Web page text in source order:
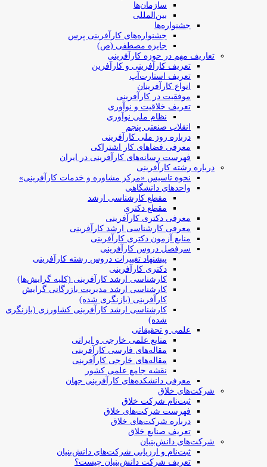
سازمان‌ها
بین‌المللی
جشنواره‌ها
جشنواره‌های کارآفرینی‌ پرس
جایزه مصطفی (ص)
تعاریف مهم در حوزه کارآفرینی
تعریف کارآفرینی و کارآفرین
تعریف استارت‌آپ
انواع کارآفرینان
موفقیت در کارآفرینی
تعریف خلاقیت و نوآوری
نظام ملی نوآوری
انقلاب صنعتی پنجم
درباره روز ملی کارآفرینی
معرفی فضاهای کار اشتراکی
فهرست رسانه‌های کارآفرینی در ایران
درباره رشته کارآفرینی
نحوه تاسیس «مرکز مشاوره و خدمات کارآفرینی»
واحدهای دانشگاهی
مقطع کارشناسی ارشد
مقطع دکتری
معرفی دکتری کارآفرینی
معرفی کارشناسی ارشد کارآفرینی
منابع آزمون دکتری کارآفرینی
سرفصل دروس کارآفرینی
پیشنهاد تغییرات دروس رشته کارآفرینی
دکتری کارآفرینی
کارشناسی ارشد کارآفرینی (کلیه گرایش‌ها)
کارشناسی ارشد مدیریت بازرگانی گرایش
کارآفرینی (بازنگری شده)
کارشناسی ارشد کارآفرینی کشاورزی (بازنگری
شده)
علمی و تحقیقاتی
منابع علمی خارجی و ایرانی
مقاله‌های فارسی کارآفرینی
مقاله‌های خارجی کارآفرینی
نقشه جامع علمی کشور
معرفی دانشکده‌های کارآفرینی جهان
شرکت‌های خلاق
ثبت‌نام شرکت خلاق
فهرست شرکت‌های خلاق
درباره شرکت‌های خلاق
تعریف صنایع خلاق
شرکت‌های دانش‌بنیان
ثبت‌نام و ارزیابی شرکت‌های دانش‌بنیان
تعریف شرکت دانش‌بنیان چیست؟